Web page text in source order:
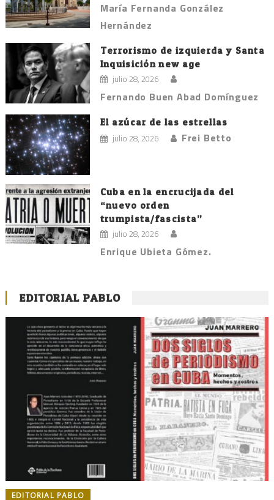
María Fernanda González
Hernández
Terrorismo de izquierda y Santa
Inquisición new age
julio 28, 2026
Fernando Buen Abad Domínguez
El azúcar de las estrellas
julio 28, 2026 Frei Betto
Cuba en la encrucijada del
“nuevo orden
trumpista/fascista”
julio 28, 2026
Enrique Ubieta Gómez.
EDITORIAL PABLO
EDITORIAL PABLO